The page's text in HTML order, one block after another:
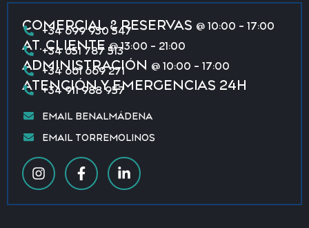
COMERCIAL & RESERVAS @ 10:00 - 17:00
+34 699 930 547
AT. CLIENTE@ 13:00 - 21:00
+34 651 787 513
ADMINISTRACIÓN @ 10:00 - 17:00
+34 661 669 271
ATENCIÓN Y EMERGENCIAS 24H
+34 911 988 957
EMAIL BENALMÁDENA
EMAIL TORREMOLINOS